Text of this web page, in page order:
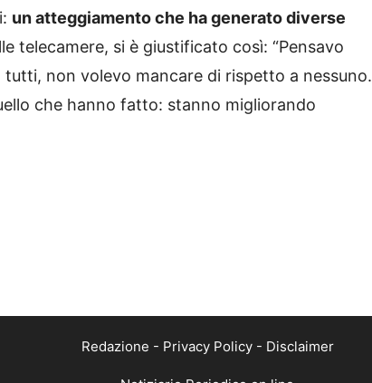
un atteggiamento che ha generato diverse
telecamere, si è giustificato così: “Pensavo
non volevo mancare di rispetto a nessuno.
che hanno fatto: stanno migliorando
Redazione - Privacy Policy- Disclaimer